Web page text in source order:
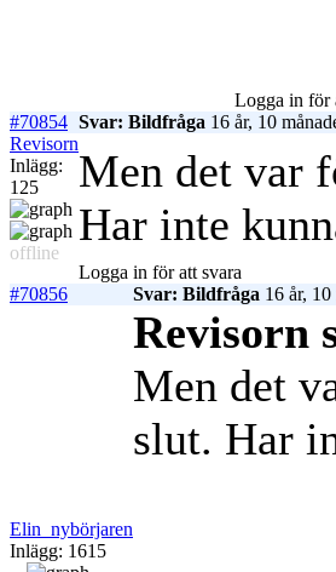
Logga in för
#70854 Svar: Bildfråga 16 år, 10
Revisorn
Inlägg:
125
offline
Men det var
Har inte
Logga in för att svara
#70856
Svar: Bildfråga 16 år, 10
Elin_nybörjaren
Inlägg: 1615
Revisorn
Men det
slut. Har